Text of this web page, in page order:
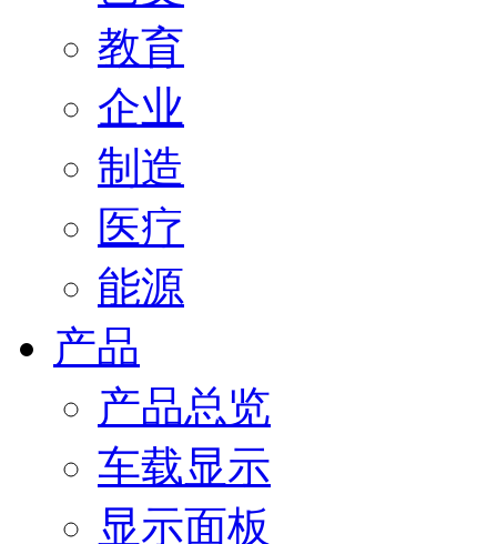
教育
企业
制造
医疗
能源
产品
产品总览
车载显示
显示面板